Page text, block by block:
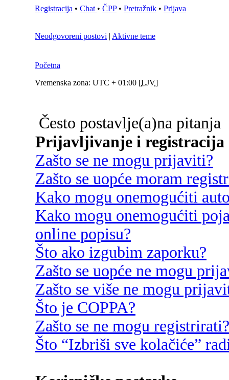
Registracija • Chat • ČPP• Pretražnik • Prijava
Neodgovoreni postovi | Aktivne teme
Početna
Vremenska zona: UTC + 01:00 [LJV]
Često postavlje(a)na pitanja
Prijavljivanje i registracija
Zašto se ne mogu prijaviti?
Zašto se uopće moram
Kako mogu onemogućiti
Kako mogu onemogućiti
online popisu?
Što ako izgubim zaporku?
Zašto se uopće ne mogu
Zašto se više ne mogu
Što je COPPA?
Zašto se ne mogu registrirati?
Što “Izbriši sve kolačiće”